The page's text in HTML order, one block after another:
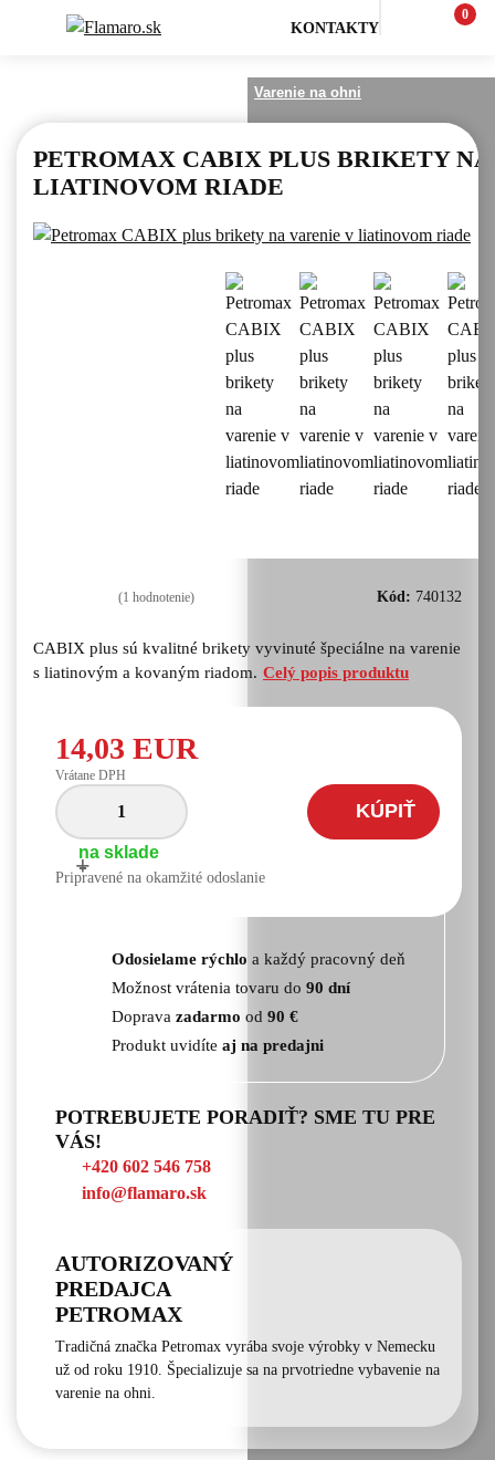
KONTAKTY
0
Varenie na ohni
PETROMAX CABIX PLUS BRIKETY
LIATINOVOM RIADE
(1 hodnotenie) Kód: 740132
CABIX plus sú kvalitné brikety vyvinuté špeciálne na varenie
s liatinovým a kovaným riadom. Celý popis produktu
14,03 EUR
Vrátane DPH
-
+
KÚPIŤ
na sklade
Pripravené na okamžité odoslanie
Odosielame rýchlo a každý pracovný deň
Možnost vrátenia tovaru do 90 dní
Doprava zadarmo od 90 €
Produkt uvidíte aj na predajni
POTREBUJETE PORADIŤ? SME TU PRE
VÁS!
+420 602 546 758
info@flamaro.sk
AUTORIZOVANÝ
PREDAJCA
PETROMAX
Tradičná značka Petromax vyrába svoje výrobky v Nemecku
už od roku 1910. Špecializuje sa na prvotriedne vybavenie na
varenie na ohni.